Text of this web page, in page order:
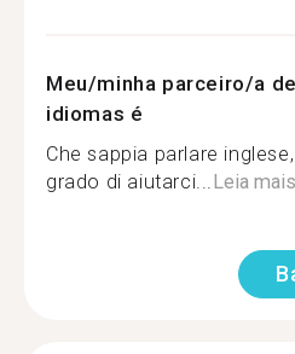
Meu/minha parceiro/a
idiomas é
Che sappia parlare
grado di aiutarci...Leia mais